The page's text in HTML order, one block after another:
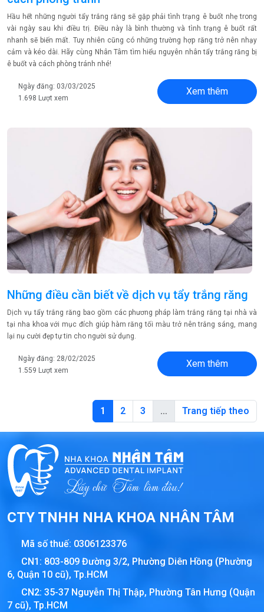
Hầu hết những người tẩy trắng răng sẽ gặp phải tình trạng ê buốt nhẹ trong
vài ngày sau khi điều trị. Điều này là bình thường và tình trạng ê buốt rất
nhanh sẽ biến mất. Tuy nhiên cũng có những trường hợp răng trở nên nhạy
cảm và kéo dài. Hãy cùng Nhân Tâm tìm hiểu nguyên nhân tẩy trắng răng bị
ê buốt và cách phòng tránh nhé!
Ngày đăng: 03/03/2025
1.698 Lượt xem
Xem thêm
Những điều cần biết về dịch vụ tẩy trắng răng
Dịch vụ tẩy trắng răng bao gồm các phương pháp làm trắng răng tại nhà và
tại nha khoa với mục đích giúp hàm răng tối màu trở nên trắng sáng, mang
lại nụ cười đẹp tự tin cho người sử dụng.
Ngày đăng: 28/02/2025
1.559 Lượt xem
Xem thêm
1 2 3 … Trang tiếp theo
CTY TNHH NHA KHOA NHÂN TÂM
Mã số thuế: 0306123376
CN1: 803-809 Đường 3/2, Phường Diên Hồng (Phường
6, Quận 10 cũ), Tp.HCM
CN2: 35-37 Nguyễn Thị Thập, Phường Tân Hưng (Quận
7 cũ), Tp.HCM